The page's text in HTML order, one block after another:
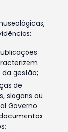
gestão;
de
slogans ou
Governo